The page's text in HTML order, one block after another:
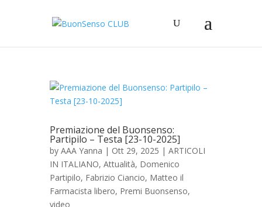
Premiazione del Buonsenso:
Partipilo – Testa [23-10-2025]
by AAA Yanna | Ott 29, 2025 | ARTICOLI
IN ITALIANO, Attualità, Domenico
Partipilo, Fabrizio Ciancio, Matteo il
Farmacista libero, Premi Buonsenso,
video